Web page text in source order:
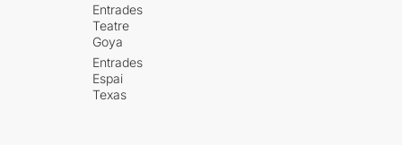
Entrades
Teatre
Goya
Entrades
Espai
Texas